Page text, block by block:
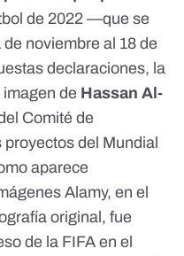
de 2022 —que se
noviembre al 18 de
declaraciones, la
de Hassan Al-
Comité de
del Mundial
aparece
Alamy, en el
original, fue
de la FIFA en el